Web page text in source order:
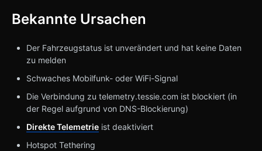
Bekannte Ursachen
Der Fahrzeugstatus ist unverändert und hat keine Daten
zu melden
Schwaches Mobilfunk- oder WiFi-Signal
Die Verbindung zu telemetry.tessie.com ist blockiert (in
der Regel aufgrund von DNS-Blockierung)
Direkte Telemetrie ist deaktiviert
Hotspot Tethering